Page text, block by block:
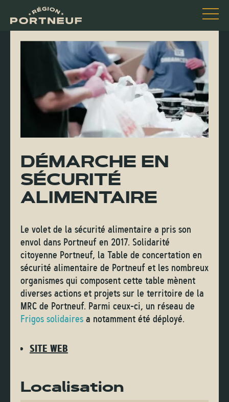
DÉMARCHE EN
SÉCURITÉ
ALIMENTAIRE
Le volet de la sécurité alimentaire a pris son
envol dans Portneuf en 2017. Solidarité
citoyenne Portneuf, la Table de concertation en
sécurité alimentaire de Portneuf et les nombreux
organismes qui composent cette table mènent
diverses actions et projets sur le territoire de la
MRC de Portneuf. Parmi ceux-ci, un réseau de
Frigos solidaires a notamment été déployé.
SITE WEB
Localisation